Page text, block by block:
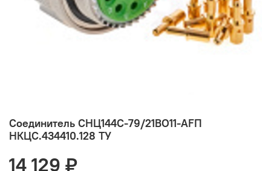
Соединитель СНЦ144С-79/21ВО11-АFП
НКЦС.434410.128 ТУ
14 129 ₽